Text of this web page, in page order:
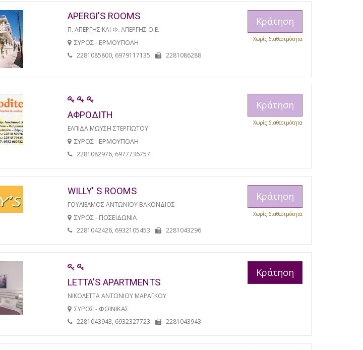
APERGI'S ROOMS
Π. ΑΠΕΡΓΗΣ ΚΑΙ Φ. ΑΠΕΡΓΗΣ Ο.Ε.
ΣΥΡΟΣ - ΕΡΜΟΥΠΟΛΗ
2281085800, 6979117135 2281086288
Κράτηση
Χωρίς διαθεσιμότητα
ΑΦΡΟΔΙΤΗ
ΕΛΠΙΔΑ ΜΩΥΣΗ ΣΤΕΡΓΙΩΤΟΥ
ΣΥΡΟΣ - ΕΡΜΟΥΠΟΛΗ
2281082976, 6977736757
Κράτηση
Χωρίς διαθεσιμότητα
WILLY' S ROOMS
ΓΟΥΛΙΕΛΜΟΣ ΑΝΤΩΝΙΟΥ ΒΑΚΟΝΔΙΟΣ
ΣΥΡΟΣ - ΠΟΣΕΙΔΩΝΙΑ
2281042426, 6932105453 2281043296
Κράτηση
Χωρίς διαθεσιμότητα
LETTA'S APARTMENTS
ΝΙΚΟΛΕΤΤΑ ΑΝΤΩΝΙΟΥ ΜΑΡΑΓΚΟΥ
ΣΥΡΟΣ - ΦΟΙΝΙΚΑΣ
2281043943, 6932327723 2281043943
Κράτηση